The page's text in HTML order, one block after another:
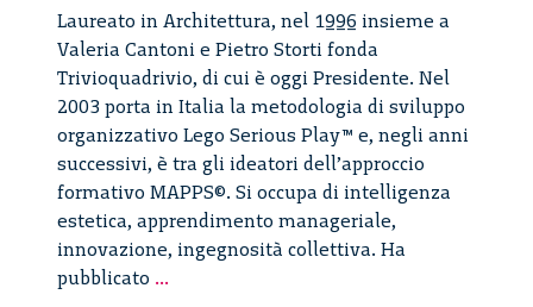
Laureato in Architettura, nel 1996 insieme a
Valeria Cantoni e Pietro Storti fonda
Trivioquadrivio, di cui è oggi Presidente. Nel
2003 porta in Italia la metodologia di sviluppo
organizzativo Lego Serious Play™ e, negli anni
successivi, è tra gli ideatori dell’approccio
formativo MAPPS©. Si occupa di intelligenza
estetica, apprendimento manageriale,
innovazione, ingegnosità collettiva. Ha
pubblicato ...